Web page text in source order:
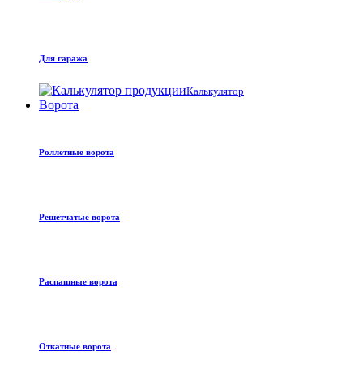
Для гаража
Калькулятор
Ворота
Роллетные ворота
Решетчатые ворота
Распашные ворота
Откатные ворота